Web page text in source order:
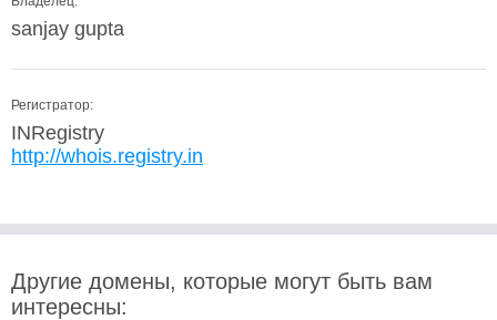
sanjay gupta
Регистратор:
INRegistry
http://whois.registry.in
Другие домены, которые могут быть вам
интересны: